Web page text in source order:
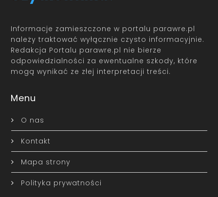
Informacje zamieszczone w portalu parawre.pl
należy traktować wyłącznie czysto informacyjnie.
Redakcja Portalu parawre.pl nie bierze
odpowiedzialności za ewentualne szkody, które
mogą wynikać ze złej interpretacji treści.
Menu
O nas
Kontakt
Mapa strony
Polityka prywatności